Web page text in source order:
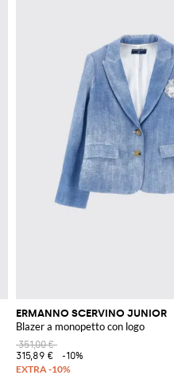
ERMANNO SCERVINO JUNIOR
Blazer a monopetto con logo
351,00 €
315,89 €
-10%